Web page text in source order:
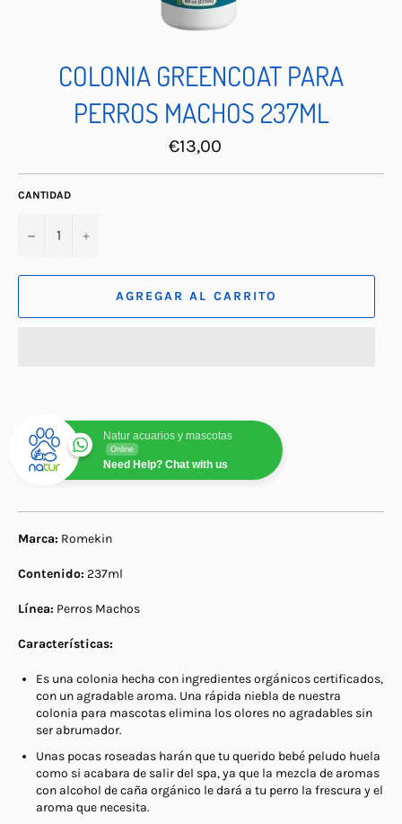
COLONIA GREENCOAT PARA
PERROS MACHOS 237ML
Precio
habitual
€13,00
CANTIDAD
− +
AGREGAR AL CARRITO
Natur acuarios y mascotas
Online
Need Help? Chat with us
Marca: Romekin
Contenido: 237ml
Línea: Perros Machos
Características:
Es una colonia hecha con ingredientes orgánicos certificados,
con un agradable aroma. Una rápida niebla de nuestra
colonia para mascotas elimina los olores no agradables sin
ser abrumador.
Unas pocas roseadas harán que tu querido bebé peludo huela
como si acabara de salir del spa, ya que la mezcla de aromas
con alcohol de caña orgánico le dará a tu perro la frescura y el
aroma que necesita.